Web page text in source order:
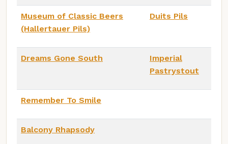
Museum of Classic Beers
(Hallertauer Pils)
Duits Pils
Dreams Gone South
Imperial
Pastrystout
Remember To Smile
Balcony Rhapsody